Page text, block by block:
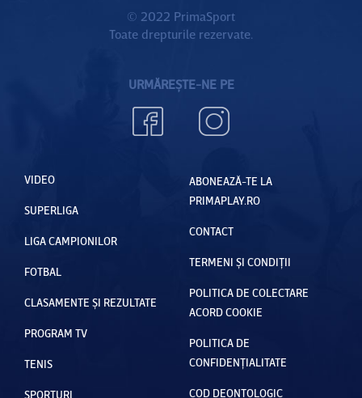
© 2022 PrimaSport
Toate drepturile rezervate.
URMĂREȘTE-NE PE
VIDEO
SUPERLIGA
LIGA CAMPIONILOR
FOTBAL
CLASAMENTE ȘI REZULTATE
PROGRAM TV
TENIS
SPORTURI
ABONEAZĂ-TE LA
PRIMAPLAY.RO
CONTACT
TERMENI ȘI CONDIȚII
POLITICA DE COLECTARE
ACORD COOKIE
POLITICA DE
CONFIDENȚIALITATE
COD DEONTOLOGIC